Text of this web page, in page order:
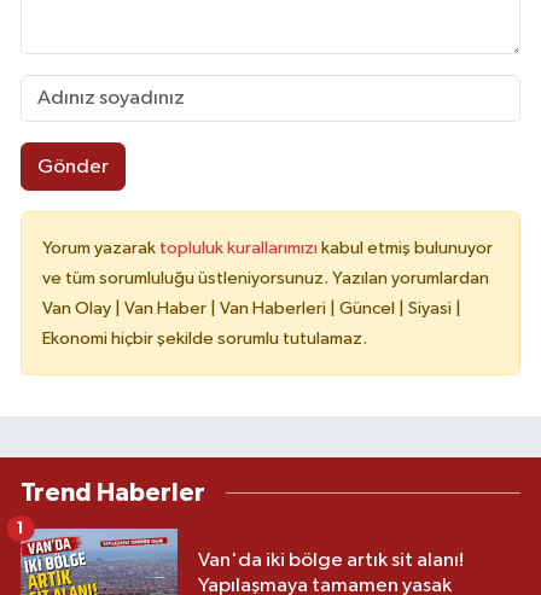
Gönder
Yorum yazarak topluluk kurallarımızı kabul etmiş bulunuyor
ve tüm sorumluluğu üstleniyorsunuz. Yazılan yorumlardan
Van Olay | Van Haber | Van Haberleri | Güncel | Siyasi |
Ekonomi hiçbir şekilde sorumlu tutulamaz.
Trend Haberler
Van'da iki bölge artık sit alanı!
Yapılaşmaya tamamen yasak
1